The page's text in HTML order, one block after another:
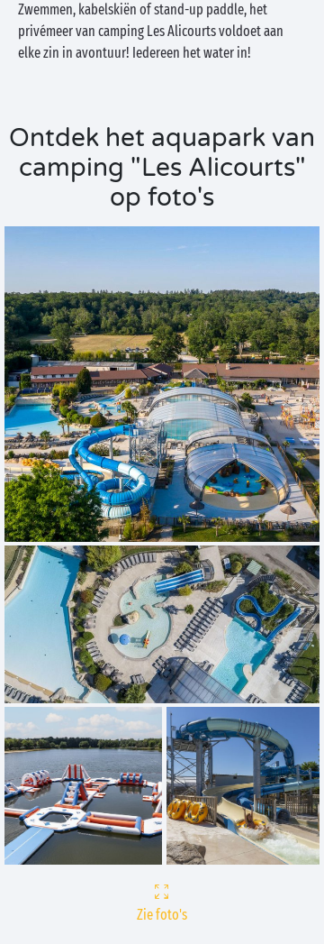
Zwemmen, kabelskiën of stand-up paddle, het
privémeer van camping Les Alicourts voldoet aan
elke zin in avontuur! Iedereen het water in!
Ontdek het aquapark van
camping "Les Alicourts"
op foto's
Zie foto's